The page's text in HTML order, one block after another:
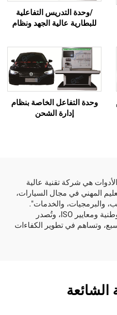
/وحدة التدريس التفاعلية
للبطارية عالية الجهد ونظام
وحدة التفاعل الخاصة بنظام
إدارة الشحن
هي شركة تقنية عالية
المهني في مجال السيارات،
والبرمجيات، والخدمات".
تتوافق المعدات مع المعايير الوطنية ومعايير ISO، وتُصدر
وتساهم في تطوير الكفاءات
الشائعة